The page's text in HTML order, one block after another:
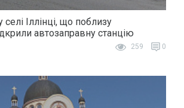
селі Іллінці, що поблизу
автозаправну станцію
259 0